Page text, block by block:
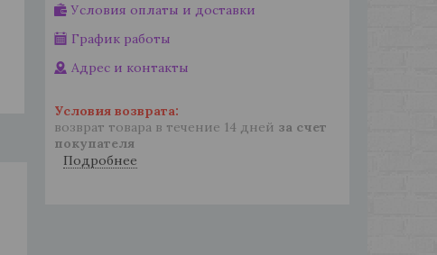
Условия оплаты и доставки
График работы
Адрес и контакты
возврат товара в течение 14 дней за счет
покупателя
Подробнее